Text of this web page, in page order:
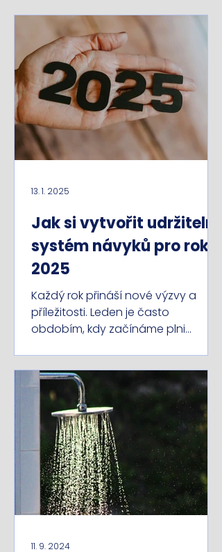
Jak si vytvořit udržitelný
systém návyků pro rok
2025
Každý rok přináší nové výzvy a
příležitosti. Leden je často
obdobím, kdy začínáme plni
13. 1. 2025
11. 9. 2024